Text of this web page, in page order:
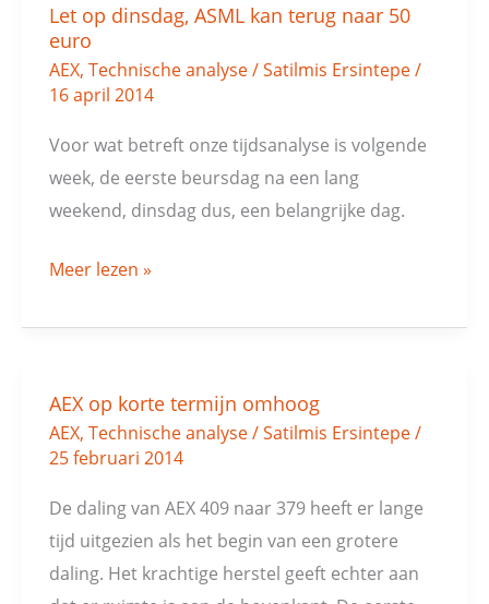
Let op dinsdag, ASML kan terug naar 50
euro
AEX, Technische analyse/Satilmis Ersintepe/
16 april 2014
Voor wat betreft onze tijdsanalyse is volgende
week, de eerste beursdag na een lang
weekend, dinsdag dus, een belangrijke dag.
Let
op
dinsdag,
kan
terug
naar
euro
Meer lezen »
AEX op korte termijn omhoog
AEX, Technische analyse/Satilmis Ersintepe/
25 februari 2014
De daling van AEX 409 naar 379 heeft er lange
tijd uitgezien als het begin van een grotere
daling. Het krachtige herstel geeft echter aan
AEX
op
korte
termijn
omhoog